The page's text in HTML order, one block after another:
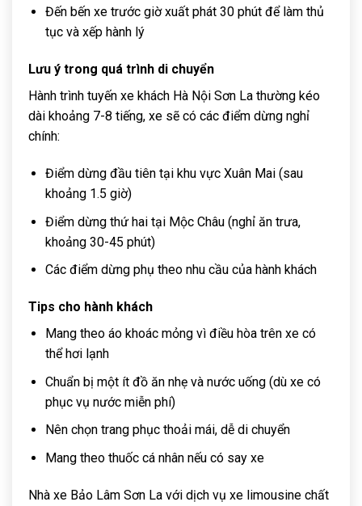
Đến bến xe trước giờ xuất phát 30 phút để làm thủ
tục và xếp hành lý
Lưu ý trong quá trình di chuyển
Hành trình tuyến xe khách Hà Nội Sơn La thường kéo
dài khoảng 7-8 tiếng, xe sẽ có các điểm dừng nghỉ
chính:
Điểm dừng đầu tiên tại khu vực Xuân Mai (sau
khoảng 1.5 giờ)
Điểm dừng thứ hai tại Mộc Châu (nghỉ ăn trưa,
khoảng 30-45 phút)
Các điểm dừng phụ theo nhu cầu của hành khách
Tips cho hành khách
Mang theo áo khoác mỏng vì điều hòa trên xe có
thể hơi lạnh
Chuẩn bị một ít đồ ăn nhẹ và nước uống (dù xe có
phục vụ nước miễn phí)
Nên chọn trang phục thoải mái, dễ di chuyển
Mang theo thuốc cá nhân nếu có say xe
Nhà xe Bảo Lâm Sơn La với dịch vụ xe limousine chất